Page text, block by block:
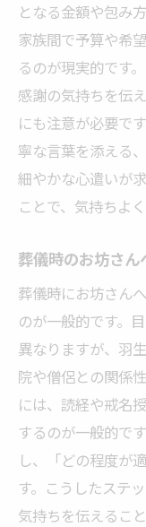
となる金額や包み
家族間で予算や希
るのが現実的です
感謝の気持ちを伝
にも注意が必要で
寧な言葉を添える
細やかな心遣いが
ことで、気持ちよ
葬儀時のお坊さ
葬儀時にお坊さん
のが一般的です。
異なりますが、羽
院や僧侶との関係
には、読経や戒名
するのが一般的で
し、「どの程度が
す。こうしたステ
気持ちを伝えるこ